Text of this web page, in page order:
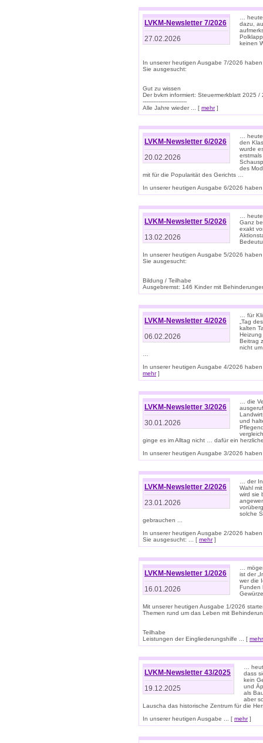
LVKM-Newsletter 7/2026
27.02.2026
…
dazu,
keinen
In unserer heutigen Ausgabe 7/2026
Sie ausgesucht:
Gut zu wissen
Der bvkm informiert: Steuermerkblatt 2025 /
-------------------------
Alle Jahre wieder ... [ mehr]
LVKM-Newsletter 6/2026
20.02.2026
…
den
wurde
des
mit für die Popularität des Gerichts …
In unserer heutigen Ausgabe 6/2026
LVKM-Newsletter 5/2026
13.02.2026
…
Ganz
exakt
In unserer heutigen Ausgabe 5/2026
Sie ausgesucht:
Bildung / Teilhabe
Ausgebremst: 146 Kinder mit
LVKM-Newsletter 4/2026
06.02.2026
… für
„Tag
kalten
Beitrag
nicht
In unserer heutigen Ausgabe 4/2026
mehr]
LVKM-Newsletter 3/2026
30.01.2026
… die
und
ginge es im Alltag nicht … dafür ein
In unserer heutigen Ausgabe 3/2026
LVKM-Newsletter 2/2026
23.01.2026
… der
Wahl
wird sie
solche
gebrauchen ...
In unserer heutigen Ausgabe 2/2026
Sie ausgesucht: ... [ mehr]
LVKM-Newsletter 1/2026
16.01.2026
…
ist der
wer die
Funden
Mit unserer heutigen Ausgabe 1/2026
Themen rund um das Leben mit
Teilhabe
Leistungen der Eingliederungshilfe ... [ mehr
LVKM-Newsletter 43/2025
19.12.2025
…
dass
kein
und
als
aber
Lauscha das historische Zentrum für die
In unserer heutigen Ausgabe ... [ mehr]